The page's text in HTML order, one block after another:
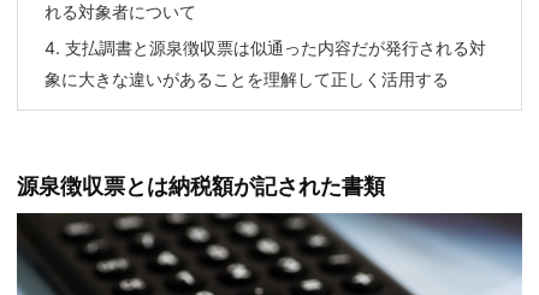
れる対象者について
4. 支払調書と源泉徴収票は似通った内容だが発行される対
象に大きな違いがあることを理解して正しく活用する
源泉徴収票とは納税額が記された書類